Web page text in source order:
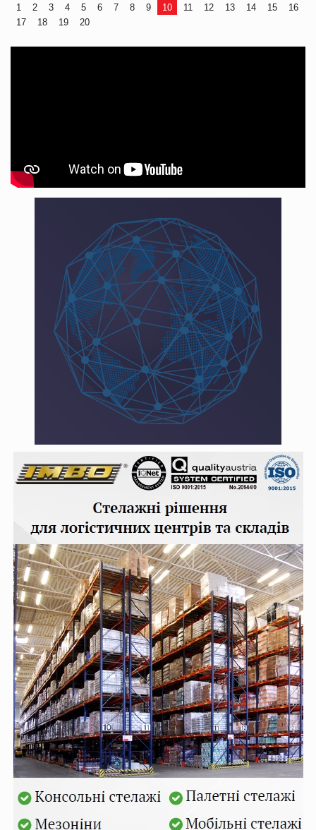
1 2 3 4 5 6 7 8 9 10 11 12 13 14 15
16
17
18 19 20